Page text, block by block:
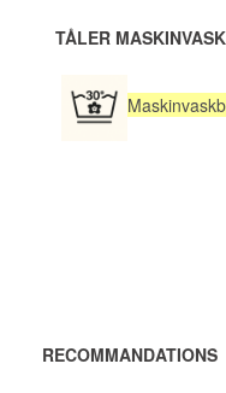
TÅLER MASKINVASK
RECOMMANDATIONS